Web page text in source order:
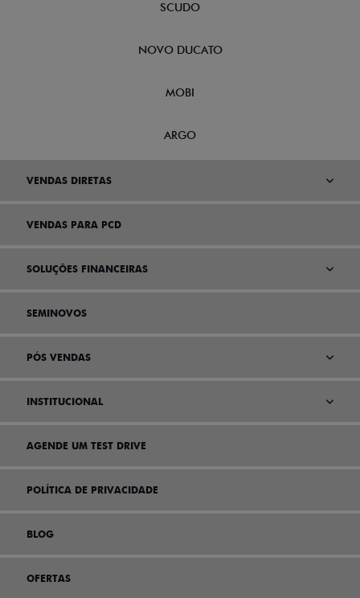
SCUDO
NOVO DUCATO
MOBI
ARGO
VENDAS DIRETAS
VENDAS PARA PCD
SOLUÇÕES FINANCEIRAS
SEMINOVOS
PÓS VENDAS
INSTITUCIONAL
AGENDE UM TEST DRIVE
POLÍTICA DE PRIVACIDADE
BLOG
OFERTAS